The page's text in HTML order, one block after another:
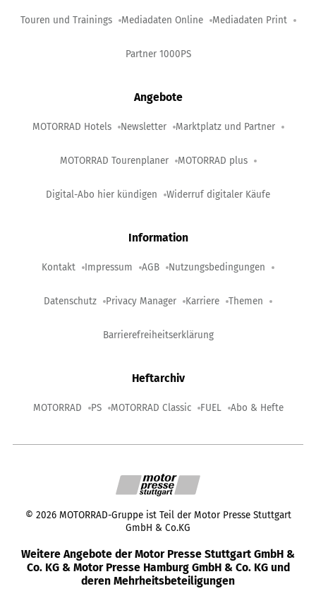
Touren und Trainings Mediadaten Online Mediadaten Print
Partner 1000PS
Angebote
MOTORRAD Hotels Newsletter Marktplatz und Partner
MOTORRAD Tourenplaner MOTORRAD plus
Digital-Abo hier kündigen Widerruf digitaler Käufe
Information
Kontakt Impressum AGB Nutzungsbedingungen
Datenschutz Privacy Manager Karriere Themen
Barrierefreiheitserklärung
Heftarchiv
MOTORRAD PS MOTORRAD Classic FUEL Abo & Hefte
© 2026 MOTORRAD-Gruppe ist Teil der Motor Presse Stuttgart
GmbH & Co.KG
Weitere Angebote der Motor Presse Stuttgart GmbH &
Co. KG & Motor Presse Hamburg GmbH & Co. KG und
deren Mehrheitsbeteiligungen